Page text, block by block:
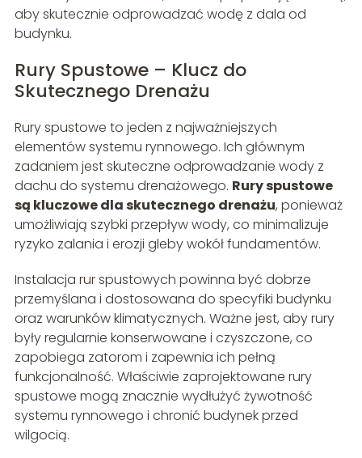
aby skutecznie odprowadzać wodę z dala od
budynku.
Rury Spustowe – Klucz do
Skutecznego Drenażu
Rury spustowe to jeden z najważniejszych
elementów systemu rynnowego. Ich głównym
zadaniem jest skuteczne odprowadzanie wody z
dachu do systemu drenażowego. Rury spustowe
są kluczowe dla skutecznego drenażu, ponieważ
umożliwiają szybki przepływ wody, co minimalizuje
ryzyko zalania i erozji gleby wokół fundamentów.
Instalacja rur spustowych powinna być dobrze
przemyślana i dostosowana do specyfiki budynku
oraz warunków klimatycznych. Ważne jest, aby rury
były regularnie konserwowane i czyszczone, co
zapobiega zatorom i zapewnia ich pełną
funkcjonalność. Właściwie zaprojektowane rury
spustowe mogą znacznie wydłużyć żywotność
systemu rynnowego i chronić budynek przed
wilgocią.